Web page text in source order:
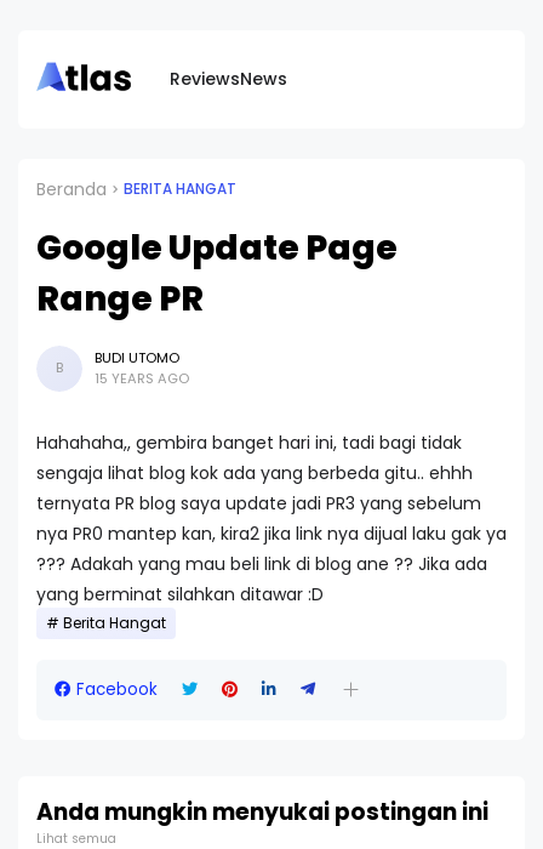
ReviewsNews
Beranda BERITA HANGAT
Google Update Page
Range PR
B
BUDI UTOMO
15 YEARS AGO
Hahahaha,, gembira banget hari ini, tadi bagi tidak
sengaja lihat blog kok ada yang berbeda gitu.. ehhh
ternyata PR blog saya update jadi PR3 yang sebelum
nya PR0 mantep kan, kira2 jika link nya dijual laku gak ya
??? Adakah yang mau beli link di blog ane ?? Jika ada
yang berminat silahkan ditawar :D
Berita Hangat
Facebook
Anda mungkin menyukai postingan ini
Lihat semua